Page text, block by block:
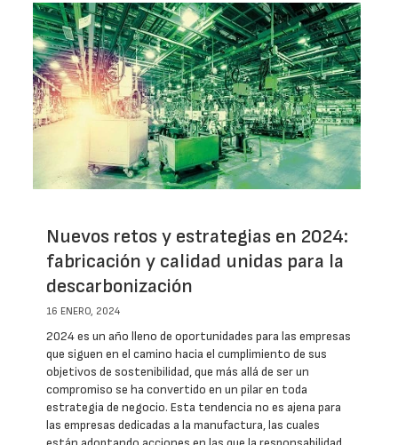
Nuevos retos y estrategias en 2024:
fabricación y calidad unidas para la
descarbonización
16 ENERO, 2024
2024 es un año lleno de oportunidades para las empresas
que siguen en el camino hacia el cumplimiento de sus
objetivos de sostenibilidad, que más allá de ser un
compromiso se ha convertido en un pilar en toda
estrategia de negocio. Esta tendencia no es ajena para
las empresas dedicadas a la manufactura, las cuales